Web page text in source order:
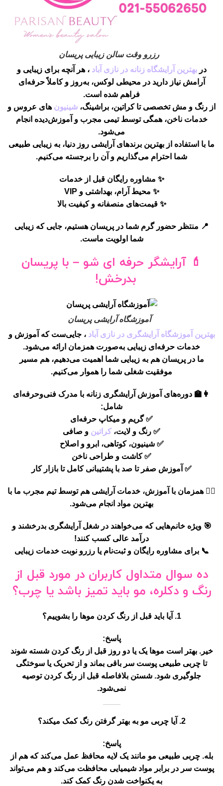
رزرو وقت سالن زیبایی پریسان
دربهترین آرایشگاه زنانه در نازی آباد ، هر آنچه برای زیبایی و
آرامش نیاز دارید در محیطی لوکس، به‌روز و کاملاً حرفه‌ای
فراهم شده است.
از رنگ و مش تخصصی تاکراتین، براشینگ، شینیون های عروس و
خدمات ناخن، همگی توسط تیمی مجرب و آموزش‌دیده انجام
می‌شود.
ما با استفاده از بهترین برندهای آرایشی روز دنیا، به زیبایی طبیعی
شما احترام می‌گذاریم و آن را برجسته می‌کنیم.
✨ مشاوره رایگان قبل از خدمات
✨ محیط آرام، بهداشتی و VIP
✨قیمت‌های منصفانه و کیفیت بالا
📍 منتظر حضور گرم شما در پریسان هستیم، جایی که زیبایی
شما اولویت ماست.
💄آرایشگر حرفه ای شو – با پریسان
بدرخش!
آموزشگاه آرایشی پریسان
بهترین آموزشگاه آرایشگری در نازی آباد ، جایی‌ست که آموزش و
خدمات حرفه‌ای زیبایی به‌صورت همزمان ارائه می‌شود.
ما در پریسان هم بهزیبایی شما اهمیت می‌دهیم، هم مسیر
موفقیت شغلی شما را هموار می‌کنیم.
👩‍🏫 دوره‌های آموزش آرایشگری زنانه با مدرک فنی‌وحرفه‌ای
شامل:
✅ گریم و میکاپ حرفه‌ای
✅ رنگ و لایت، کراتین و صافی
✅ شینیون، کوتاهی، ابرو و اصلاح
✅ کاشت و طراحی ناخن
✅ آموزش صفر تا صد با پشتیبانی کامل تا بازار کار
💇‍♀️ همزمان با آموزش، خدمات آرایشی هم توسط تیم مجرب ما با
بهترین مواد انجام می‌شود.
🎯ویژه خانم‌هایی که می‌خواهند در شغل آرایشگری بدرخشند و
درآمد عالی کسب کنند!
📞 برای مشاوره رایگان و ثبت‌نام یا رزرو نوبت خدمات زیبایی
ده سوال متداول کاربران در مورد قبل از
رنگ و دکلره، مو باید تمیز باشد یا چرب؟
1. آیا باید قبل از رنگ کردن موها را بشوییم؟
پاسخ:
خیر. بهتر است موهایک یا دو روز قبل از رنگ کردن شسته شوند
تا چربی طبیعی پوست سر باقی بماند و از تحریک یا سوختگی
جلوگیری شود. شستن بلافاصله قبل از رنگ کردن توصیه
نمی‌شود.
2. آیا چربی مو به بهتر گرفتن رنگ کمک میکند؟
پاسخ:
بله.چربی طبیعی مو مانند یک لایه محافظ عمل می‌کند که هم از
پوست سر در برابر مواد شیمیایی محافظت می‌کند و هم می‌تواند
به یکنواخت شدن رنگ کمک کند.